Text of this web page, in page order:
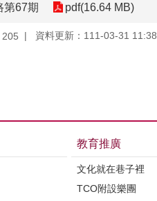
第67期 pdf(16.64 MB)
205 資料更新：111-03-31 11:38
教育推廣
文化就在巷子裡
TCO附設樂團